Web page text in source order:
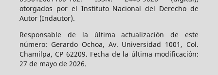
otorgados por el Instituto Nacional del Derecho de
Autor (Indautor).
Responsable de la última actualización de este
número: Gerardo Ochoa, Av. Universidad 1001, Col.
Chamilpa, CP 62209. Fecha de la última modificación:
27 de mayo de 2026.